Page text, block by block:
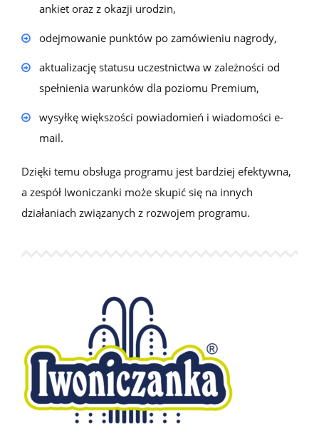
ankiet oraz z okazji urodzin,
odejmowanie punktów po zamówieniu nagrody,
aktualizację statusu uczestnictwa w zależności od
spełnienia warunków dla poziomu Premium,
wysyłkę większości powiadomień i wiadomości e-
mail.
Dzięki temu obsługa programu jest bardziej efektywna,
a zespół Iwoniczanki może skupić się na innych
działaniach związanych z rozwojem programu.